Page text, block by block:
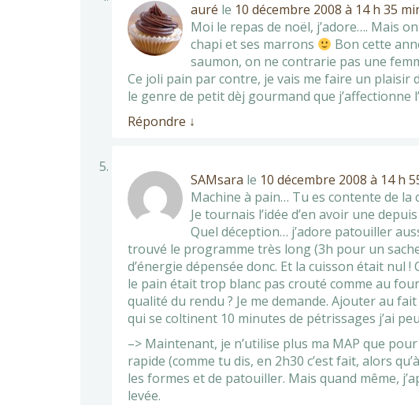
auré le 10 décembre 2008 à 14 h 35
Moi le repas de noël, j’adore…. Mais
chapi et ses marrons
Bon cette
saumon, on ne contrarie pas une
Ce joli pain par contre, je vais me faire un
le genre de petit dèj gourmand que j’affectionne
Répondre ↓
SAMsara le 10 décembre 2008 à 14 h
Machine à pain… Tu es contente de
Je tournais l’idée d’en avoir une
Quel déception… j’adore patouiller
trouvé le programme très long (3h pour un
d’énergie dépensée donc. Et la cuisson était nul
le pain était trop blanc pas crouté comme au
qualité du rendu ? Je me demande. Ajouter au
qui se coltinent 10 minutes de pétrissages j’ai
–> Maintenant, je n’utilise plus ma MAP que
rapide (comme tu dis, en 2h30 c’est fait, alors
les formes et de patouiller. Mais quand même,
levée.